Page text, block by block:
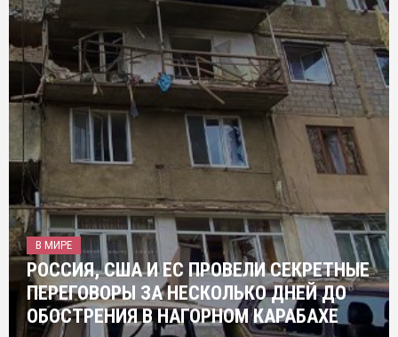
В МИРЕ
РОССИЯ, США И ЕС ПРОВЕЛИ СЕКРЕТНЫЕ
ПЕРЕГОВОРЫ ЗА НЕСКОЛЬКО ДНЕЙ ДО
ОБОСТРЕНИЯ В НАГОРНОМ КАРАБАХЕ